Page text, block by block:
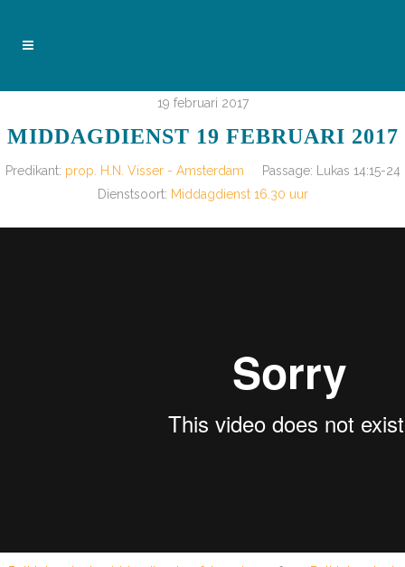
19 februari 2017
MIDDAGDIENST 19 FEBRUARI 2017
Predikant: prop. H.N. Visser - Amsterdam Passage:
Lukas 14:15-24
Dienstsoort: Middagdienst 16.30 uur